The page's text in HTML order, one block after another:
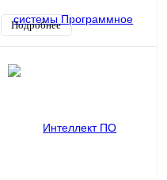
Подробнее